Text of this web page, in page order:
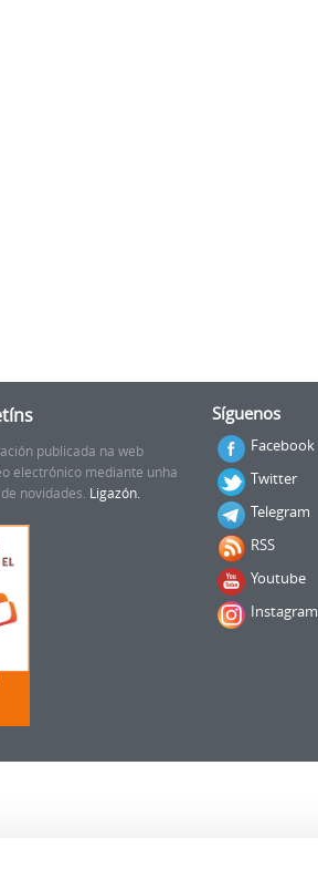
publicada na web
electrónico mediante unha
novidades. Ligazón.
Síguenos
Facebook
Twitter
Telegram
RSS
Youtube
Instagram